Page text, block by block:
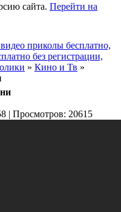
сайта. Перейти на
приколы бесплатно,
без регистрации,
» Кино и Тв »
| Просмотров: 20615